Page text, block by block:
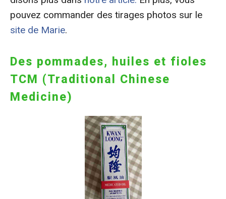
pouvez commander des tirages photos sur le
site de Marie.
Des pommades, huiles et fioles
TCM (Traditional Chinese
Medicine)